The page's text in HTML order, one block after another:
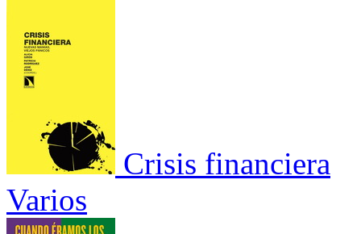
Crisis financiera
Varios